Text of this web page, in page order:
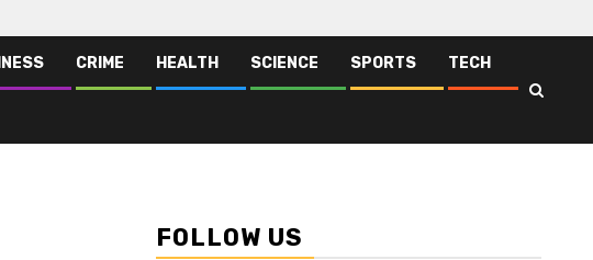
CRIME HEALTH SCIENCE SPORTS TECH
FOLLOW US